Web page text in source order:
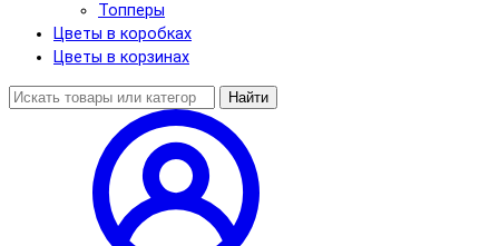
Топперы
Цветы в коробках
Цветы в корзинах
Найти